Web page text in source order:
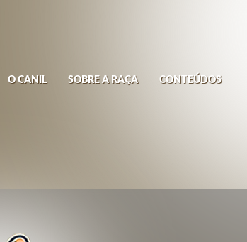
O CANIL SOBRE A RAÇA CONTEÚDOS